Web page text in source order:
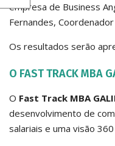
empresa de Business
Fernandes,
Os resultados serão
O FAST TRACK MBA
O Fast Track MBA
desenvolvimento de
salariais e uma visão